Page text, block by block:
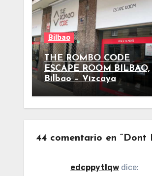
Bilbao
THE ROMBO CODE
ESCAPE ROOM BILBAO,
Bilbao – Vizcaya
44 comentario en “Dont
edcppytlqw dice: